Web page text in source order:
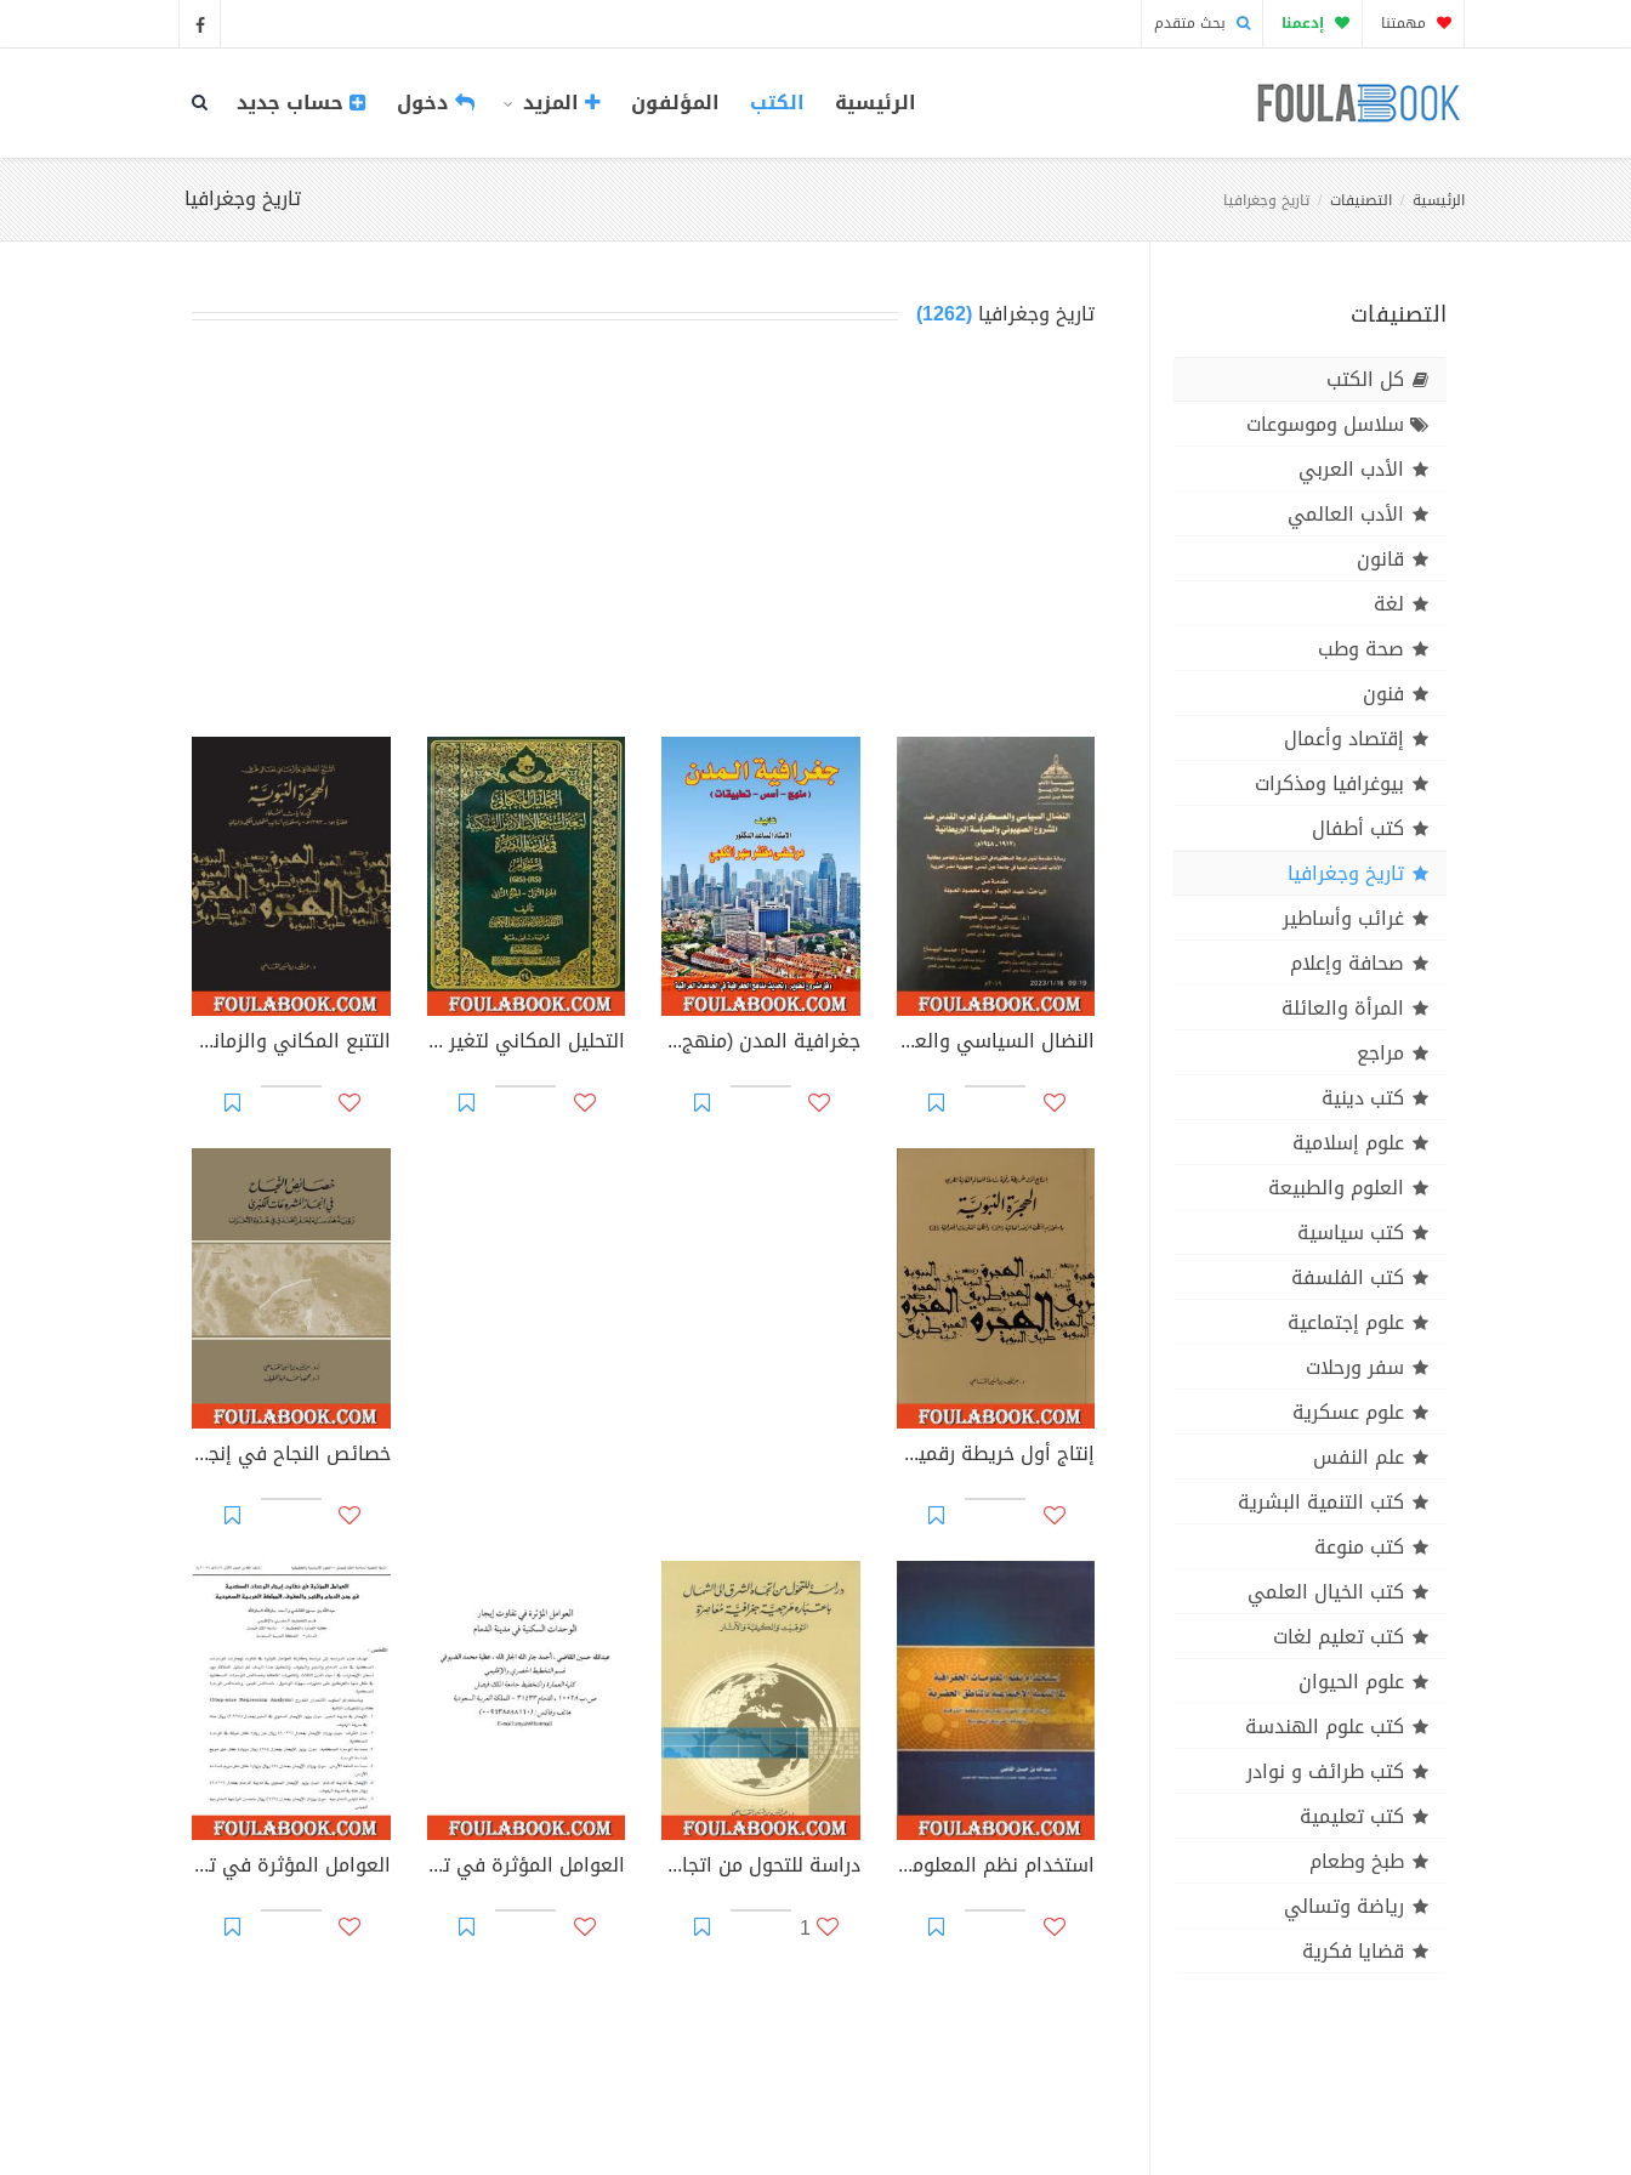
مهمتنا إدعمنا بحث متقدم
الرئيسية الكتب المؤلفون المزيد دخول حساب جديد
تاريخ وجغرافيا الرئيسية التصنيفات تاريخ وجغرافيا
التصنيفات
كل الكتب
سلاسل وموسوعات
الأدب العربي
الأدب العالمي
قانون
لغة
صحة وطب
فنون
إقتصاد وأعمال
بيوغرافيا ومذكرات
كتب أطفال
تاريخ وجغرافيا
غرائب وأساطير
صحافة وإعلام
المرأة والعائلة
مراجع
كتب دينية
علوم إسلامية
العلوم والطبيعة
كتب سياسية
كتب الفلسفة
علوم إجتماعية
سفر ورحلات
علوم عسكرية
علم النفس
كتب التنمية البشرية
كتب منوعة
كتب الخيال العلمي
كتب تعليم لغات
علوم الحيوان
كتب علوم الهندسة
كتب طرائف و نوادر
كتب تعليمية
طبخ وطعام
رياضة وتسالي
قضايا فكرية
تاريخ وجغرافيا(1262)
النضال السياسي والعسكري لعرب القدس ضد المشروع الصهيوني والسياسة البريطانية 1917-1948 جغرافية المدن (منهج - أسس - تطبيقات) التحليل المكاني لتغير استعمالات الأرض السكنية في مدينة البصرة باستخدام (RS)، (GIS) - الجزء الأول والجزء الثاني التتبع المكاني والزماني لمعالم طريق الهجرة النبوية في روايات العلماء للفترة 151-1393هـ باستخدام أساليب التحليل الكمي والبياني
إنتاج أول خريطة رقمية شاملة للمعالم المكانية لطريق الهجرة النبوية باستخدام أنظمة الرصد العالمية ونظم المعلومات الجغرافية خصائص النجاح في إنجاز المشروعات الكبرى: رؤية هندسية لحفر الخندق في غزوة الأحزاب
استخدام نظم المعلومات الجغرافية في التنمية الاجتماعية بالمناطق الحضرية
دراسة للتحول من اتجاه الشرق إلى الشمال باعتباره مرجعية جغرافية معاصرة: التوقيت والكيفية والآثار
1
العوامل المؤثرة في تفاوت إيجار الوحدات السكنية في مدينة الدمام العوامل المؤثرة في تفاوت إيجار الوحدات السكنية في مدن الدمام والخبر والهفوف، المملكة العربية السعودية